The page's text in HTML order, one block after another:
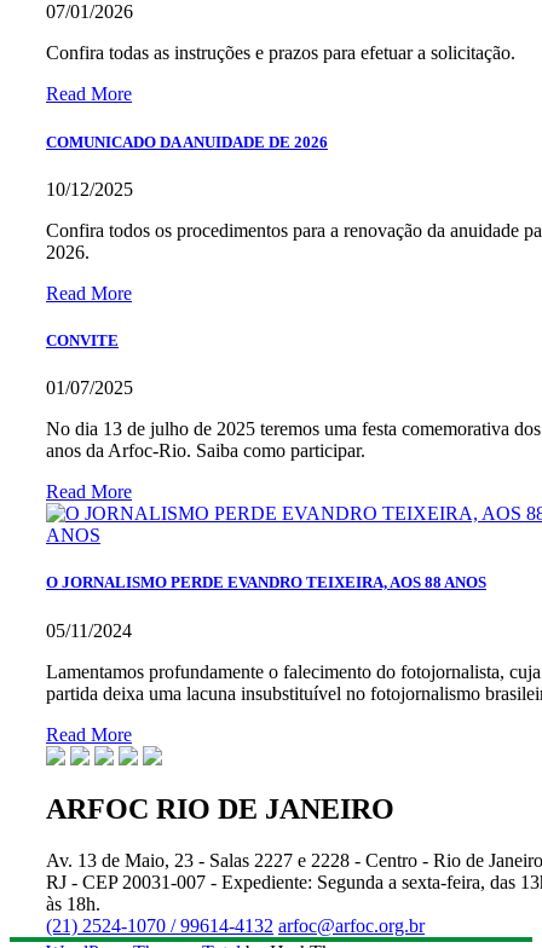
07/01/2026
Confira todas as instruções e prazos para efetuar a solicitação.
Read More
COMUNICADO DA ANUIDADE DE 2026
10/12/2025
Confira todos os procedimentos para a renovação da anuidade
2026.
Read More
CONVITE
01/07/2025
No dia 13 de julho de 2025 teremos uma festa comemorativa
anos da Arfoc-Rio. Saiba como participar.
Read More
O JORNALISMO PERDE EVANDRO TEIXEIRA, AOS 88 ANOS
05/11/2024
Lamentamos profundamente o falecimento do fotojornalista, cuja
partida deixa uma lacuna insubstituível no fotojornalismo
Read More
ARFOC RIO DE JANEIRO
Av. 13 de Maio, 23 - Salas 2227 e 2228 - Centro - Rio de
RJ - CEP 20031-007 - Expediente: Segunda a sexta-feira, das
às 18h.
(21) 2524-1070 / 99614-4132 arfoc@arfoc.org.br